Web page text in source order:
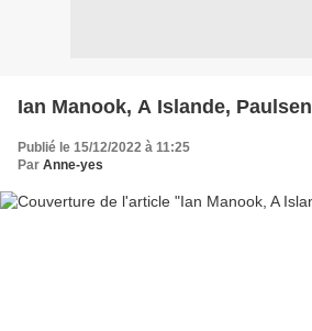
Ian Manook, A Islande, Paulsen
Publié le 15/12/2022 à 11:25
Par Anne-yes